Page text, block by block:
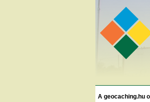
A geocaching.hu